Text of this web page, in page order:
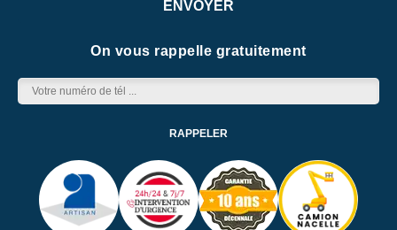
On vous rappelle gratuitement